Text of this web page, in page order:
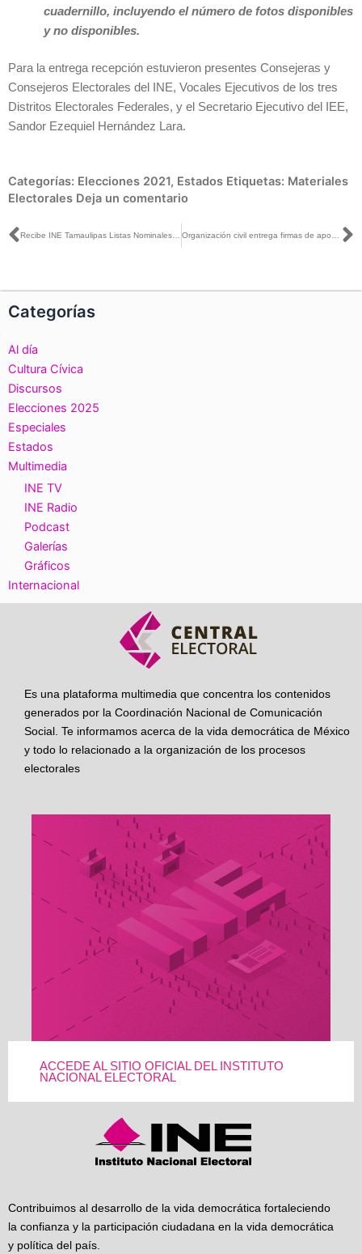
cuadernillo, incluyendo el número de fotos disponibles
y no disponibles.
Para la entrega recepción estuvieron presentes Consejeras y
Consejeros Electorales del INE, Vocales Ejecutivos de los tres
Distritos Electorales Federales, y el Secretario Ejecutivo del IEE,
Sandor Ezequiel Hernández Lara.
Categorías: Elecciones 2021, Estados Etiquetas: Materiales
Electorales Deja un comentario
Ant
Categorías
Al día
Cultura Cívica
Discursos
Elecciones 2025
Especiales
Estados
Multimedia
INE TV
INE Radio
Podcast
Galerías
Gráficos
Internacional
Es una plataforma multimedia que concentra los contenidos
generados por la Coordinación Nacional de Comunicación
Social. Te informamos acerca de la vida democrática de México
y todo lo relacionado a la organización de los procesos
electorales
ACCEDE AL SITIO OFICIAL DEL INSTITUTO
NACIONAL ELECTORAL
Contribuimos al desarrollo de la vida democrática fortaleciendo
la confianza y la participación ciudadana en la vida democrática
y política del país.